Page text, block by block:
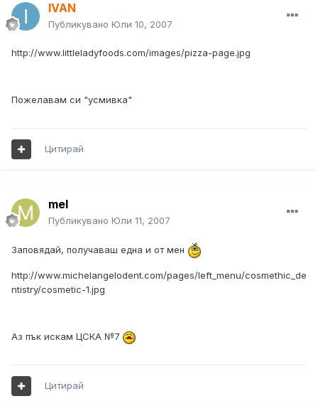
IVAN
Публикувано Юли 10, 2007
http://www.littleladyfoods.com/images/pizza-page.jpg
Пожелавам си "усмивка"
Цитирай
mel
Публикувано Юли 11, 2007
Заповядай, получаваш една и от мен
http://www.michelangelodent.com/pages/left_menu/cosmethic_de
ntistry/cosmetic-1.jpg
Аз пък искам ЦСКА №7
Цитирай